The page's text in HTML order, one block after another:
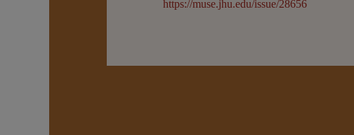
https://muse.jhu.edu/issue/28656